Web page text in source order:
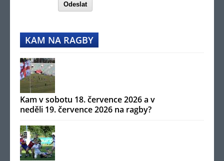
Odeslat
KAM NA RAGBY
Kam v sobotu 18. července 2026 a v
neděli 19. července 2026 na ragby?